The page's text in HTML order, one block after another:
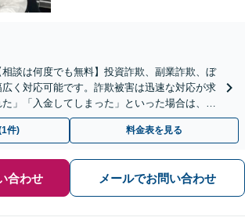
相談は何度でも無料】投資詐欺、副業詐欺、ぼ
く対応可能です。詐欺被害は迅速な対応が求
」「入金してしまった」といった場合は、お
【電話・メール・WEB相談可】
件) 料金表を見る
合わせ メールでお問い合わせ